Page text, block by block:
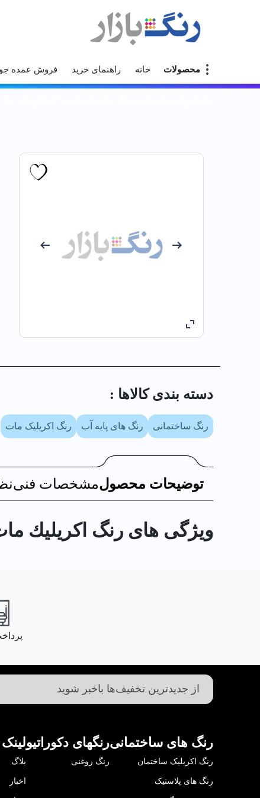
محصولات خانه راهنمای خرید فروش عمده جو
دسته بندی کالا‌ها :
رنگ ساختمانی رنگ های پایه آب رنگ اکریلیک مات
توضیحات محصولمشخصات فنی
ویژگی های رنگ اكريليك مات لاتكس
رنگ های ساختمانی
رنگ اکریلیک ساختمان
رنگ های پلاستیک
رنگهای دکوراتیو
رنگ روغنی بلاگ
اخبار